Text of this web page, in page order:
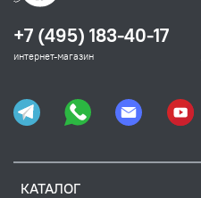
КАТАЛОГ
+7 (495) 183-40-17
интернет-магазин